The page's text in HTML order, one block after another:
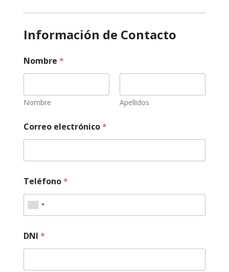
Información de Contacto
Nombre *
Nombre Apellidos
Correo electrónico*
Teléfono*
DNI *